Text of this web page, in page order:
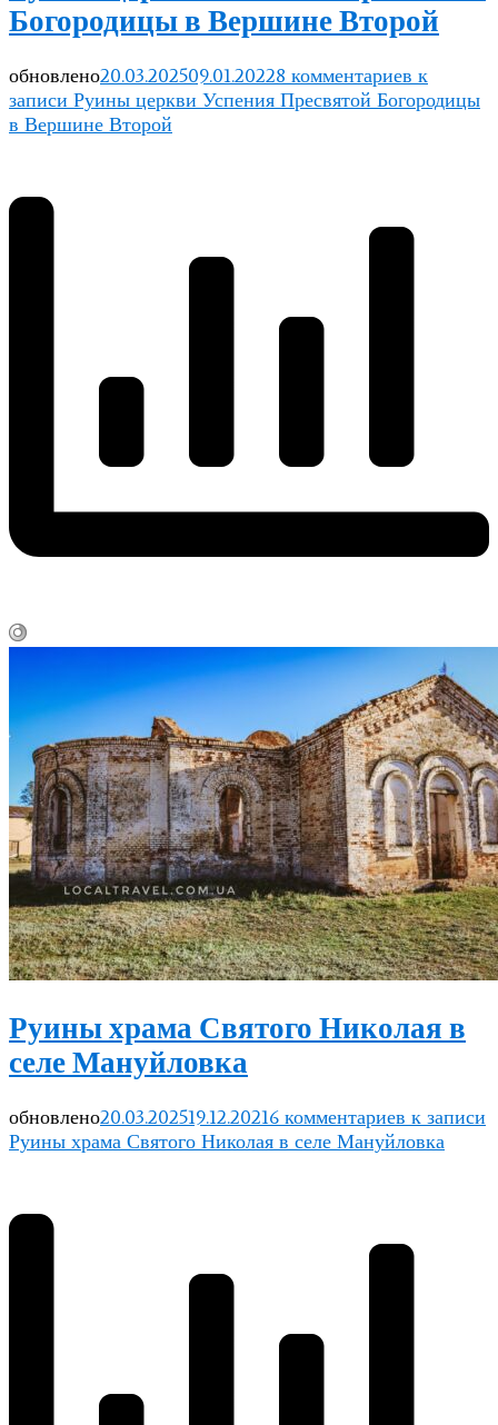
Богородицы в Вершине Второй
обновлено20.03.202509.01.20228 комментариев к
записи Руины церкви Успения Пресвятой Богородицы
в Вершине Второй
Руины храма Святого Николая в
селе Мануйловка
обновлено20.03.202519.12.20216 комментариев к записи
Руины храма Святого Николая в селе Мануйловка